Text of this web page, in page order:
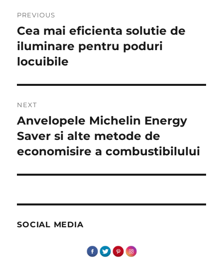
navigation
PREVIOUS
Previous
post:
Cea mai eficienta solutie de
iluminare pentru poduri
locuibile
NEXT
Next
post:
Anvelopele Michelin Energy
Saver si alte metode de
economisire a combustibilului
SOCIAL MEDIA